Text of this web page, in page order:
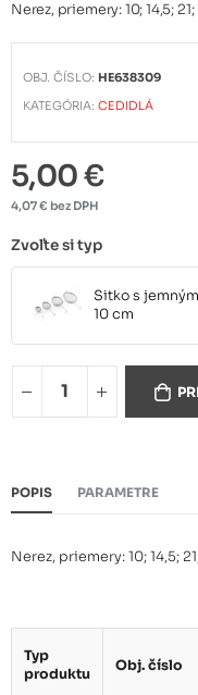
Nerez, priemery: 10; 14,5;
OBJ. ČÍSLO: HE638309
KATEGÓRIA:CEDIDLÁ
5,00 €
4,07 € bez DPH
Zvoľte si typ
Sitko s
10 cm
14,5 cm
25 cm
POPIS PARAMETRE
Nerez, priemery: 10; 14,5;
Typ
produktu
Obj. číslo